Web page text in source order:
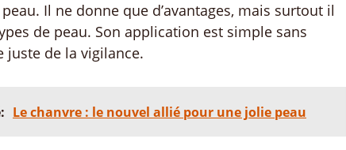
Il ne donne que d’avantages, mais surtout il
de peau. Son application est simple sans
juste de la vigilance.
Le chanvre : le nouvel allié pour une jolie peau